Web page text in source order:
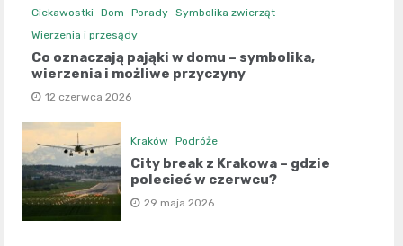
Ciekawostki Dom Porady Symbolika zwierząt
Wierzenia i przesądy
Co oznaczają pająki w domu – symbolika,
wierzenia i możliwe przyczyny
12 czerwca 2026
Kraków Podróże
City break z Krakowa – gdzie
polecieć w czerwcu?
29 maja 2026